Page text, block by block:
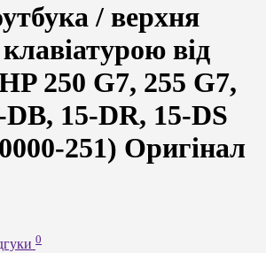
/ верхня
від
250 G7, 255 G7,
15-DR, 15-DS
251) Оригінал
0